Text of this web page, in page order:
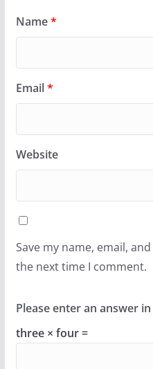
Name*
Email*
Website
Save my name, email,
the next time I comment.
Please enter an answer
three × four =